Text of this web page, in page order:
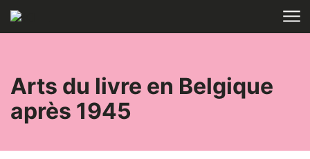
Aller au contenu
Arts du livre en Belgique
après 1945